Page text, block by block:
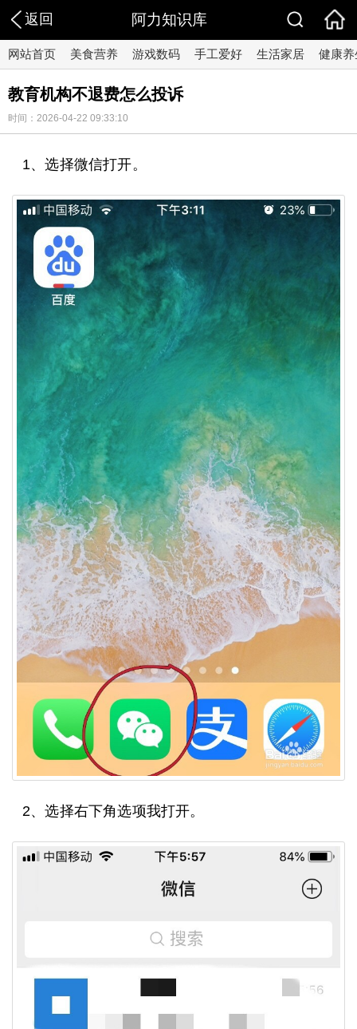
返回 阿力知识库
网站首页 美食营养 游戏数码 手工爱好 生活家居 健康养
教育机构不退费怎么投诉
时间：2026-04-22 09:33:10
1、选择微信打开。
2、选择右下角选项我打开。